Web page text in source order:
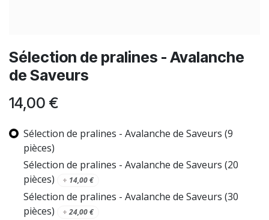
Sélection de pralines - Avalanche
de Saveurs
14,00 €
Sélection de pralines - Avalanche de Saveurs (9
pièces)
Sélection de pralines - Avalanche de Saveurs (20
pièces)
+ 14,00€
Sélection de pralines - Avalanche de Saveurs (30
pièces)
+ 24,00€